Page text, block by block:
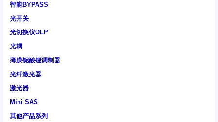
智能BYPASS
光开关
光切换仪OLP
光耦
薄膜铌酸锂调制器
光纤激光器
激光器
Mini SAS
其他产品系列